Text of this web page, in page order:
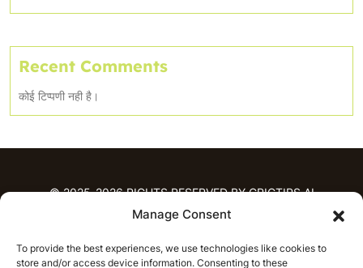
Manage Consent
To provide the best experiences, we use technologies like cookies to
store and/or access device information. Consenting to these
Recent Comments
कोई टिप्पणी नही है।
© 2025-2026 RIGHTS RESERVED BY CRICTIPS.AI
भविष्यवाणियाँ